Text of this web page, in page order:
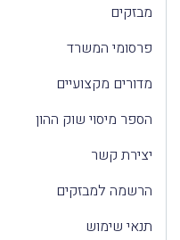
מבזקים
פרסומי המשרד
מדורים מקצועיים
הספר מיסוי שוק ההון
יצירת קשר
הרשמה למבזקים
תנאי שימוש